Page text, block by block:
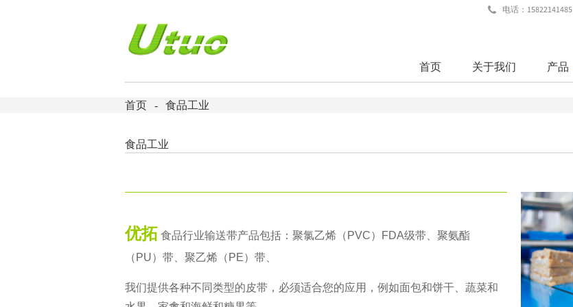
电话：15822141485
首页 关于我们 产品
首页 食品工业
食品工业
优拓 食品行业输送带产品包括：聚氯乙烯（PVC）FDA级带、聚氨酯
（PU）带、聚乙烯（PE）带、
我们提供各种不同类型的皮带，必须适合您的应用，例如面包和饼干、蔬菜和